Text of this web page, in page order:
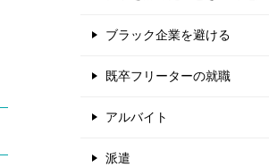
ブラック企業を避ける
既卒フリーターの就職
アルバイト
派遣